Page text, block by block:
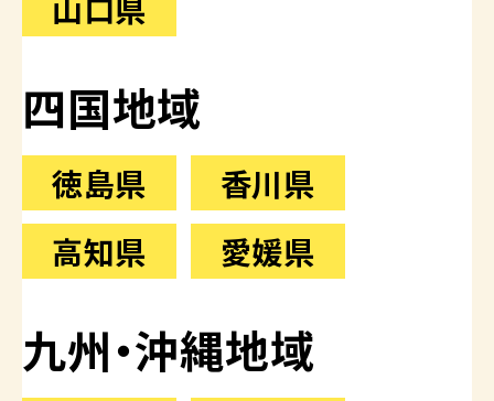
山口県
四国地域
徳島県
香川県
高知県
愛媛県
九州・沖縄地域